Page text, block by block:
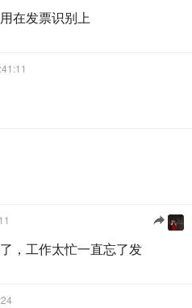
在发票识别上
，工作太忙一直忘了发